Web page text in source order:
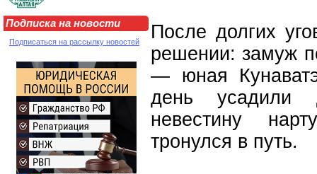
Подписка на новости
Подписаться на рассылку новостей
После долгих
решении: замуж
— юная
день
невестину
тронулся в путь.